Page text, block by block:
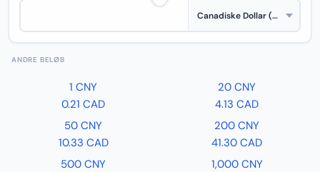
ANDRE BELØB
1 CNY
0.21 CAD
20 CNY
4.13 CAD
50 CNY
10.33 CAD
200 CNY
41.30 CAD
500 CNY
1,000 CNY